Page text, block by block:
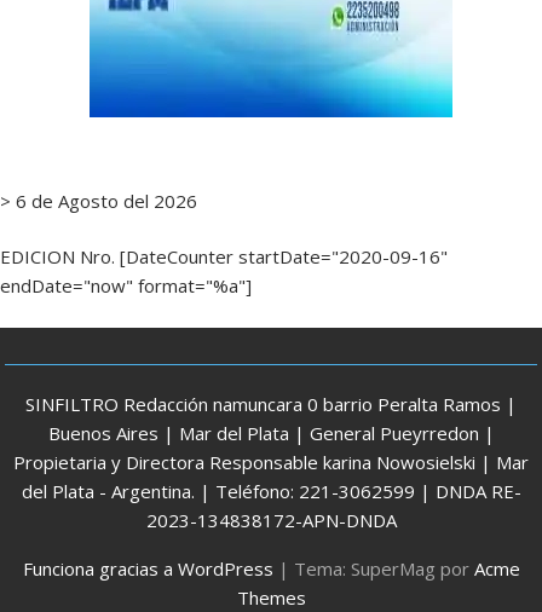
> 6 de Agosto del 2026
EDICION Nro. [DateCounter startDate="2020-09-16"
endDate="now" format="%a"]
SINFILTRO Redacción namuncara 0 barrio Peralta Ramos |
Buenos Aires | Mar del Plata | General Pueyrredon |
Propietaria y Directora Responsable karina Nowosielski | Mar
del Plata - Argentina. | Teléfono: 221-3062599 | DNDA RE-
2023-134838172-APN-DNDA
Funciona gracias a WordPress | Tema: SuperMag por Acme
Themes